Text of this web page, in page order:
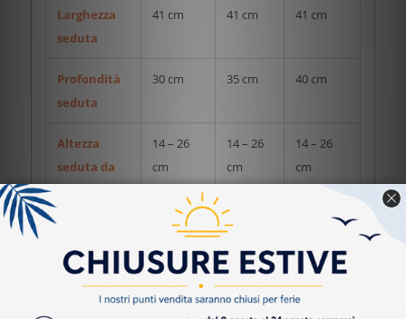
Larghezza
seduta
41 cm 41 cm 41 cm
Profondità
seduta
30 cm 35 cm 40 cm
Altezza
seduta da
14 – 26
cm
14 – 26
cm
14 – 26
cm
schienale
41 cm 41 cm
Altezza
40 cm 56 cm 75 cm